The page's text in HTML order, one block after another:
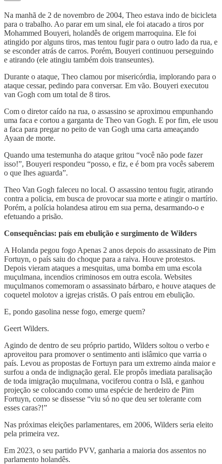
Na manhã de 2 de novembro de 2004, Theo estava indo de bicicleta
para o trabalho. Ao parar em um sinal, ele foi atacado a tiros por
Mohammed Bouyeri, holandês de origem marroquina. Ele foi
atingido por alguns tiros, mas tentou fugir para o outro lado da rua, e
se esconder atrás de carros. Porém, Bouyeri continuou perseguindo
e atirando (ele atingiu também dois transeuntes).
Durante o ataque, Theo clamou por misericórdia, implorando para o
ataque cessar, pedindo para conversar. Em vão. Bouyeri executou
van Gogh com um total de 8 tiros.
Com o diretor caído na rua, o assassino se aproximou empunhando
uma faca e cortou a garganta de Theo van Gogh. E por fim, ele usou
a faca para pregar no peito de van Gogh uma carta ameaçando
Ayaan de morte.
Quando uma testemunha do ataque gritou “você não pode fazer
isso!”, Bouyeri respondeu “posso, e fiz, e é bom pra vocês saberem
o que lhes aguarda”.
Theo Van Gogh faleceu no local. O assassino tentou fugir, atirando
contra a policia, em busca de provocar sua morte e atingir o martírio.
Porém, a polícia holandesa atirou em sua perna, desarmando-o e
efetuando a prisão.
Consequências: país em ebulição e surgimento de Wilders
A Holanda pegou fogo Apenas 2 anos depois do assassinato de Pim
Fortuyn, o país saiu do choque para a raiva. Houve protestos.
Depois vieram ataques a mesquitas, uma bomba em uma escola
muçulmana, incendios criminosos em outra escola. Websites
muçulmanos comemoram o assassinato bárbaro, e houve ataques de
coquetel molotov a igrejas cristãs. O país entrou em ebulição.
E, pondo gasolina nesse fogo, emerge quem?
Geert Wilders.
Agindo de dentro de seu próprio partido, Wilders soltou o verbo e
aproveitou para promover o sentimento anti islâmico que varria o
país. Levou as propostas de Fortuyn para um extremo ainda maior e
surfou a onda de indignação geral. Ele propôs imediata paralisação
de toda imigração muçulmana, vociferou contra o Islã, e ganhou
projeção se colocando como uma espécie de herdeiro de Pim
Fortuyn, como se dissesse “viu só no que deu ser tolerante com
esses caras?!”
Nas próximas eleições parlamentares, em 2006, Wilders seria eleito
pela primeira vez.
Em 2023, o seu partido PVV, ganharia a maioria dos assentos no
parlamento holandês.